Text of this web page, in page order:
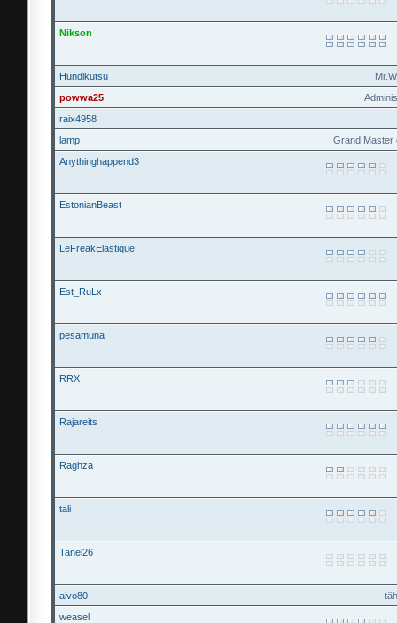
Nikson
Hundikutsu
powwa25
raix4958
Grand Master
lamp
Anythinghappend3
EstonianBeast
LeFreakElastique
Est_RuLx
pesamuna
RRX
Rajareits
Raghza
tali
Tanel26
aivo80
weasel